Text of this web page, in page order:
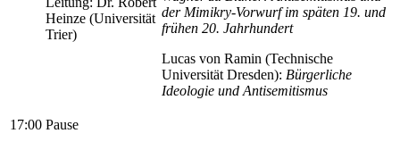
Heinze (Universität
Trier)
der Mimikry-Vorwurf im späten 19. und
frühen 20. Jahrhundert
Lucas von Ramin (Technische
Universität Dresden): Bürgerliche
Ideologie und Antisemitismus
17:00 Pause